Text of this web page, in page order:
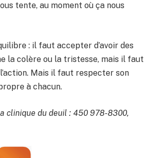
tente, au moment où ça nous
: il faut accepter d’avoir des
la colère ou la tristesse, mais il faut
Mais il faut respecter son
à chacun.
clinique du deuil : 450 978-8300,